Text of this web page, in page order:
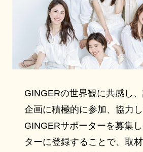
GINGERの世界観に共感し
企画に積極的に参加、協力
GINGERサポーターを募集
ターに登録することで、取